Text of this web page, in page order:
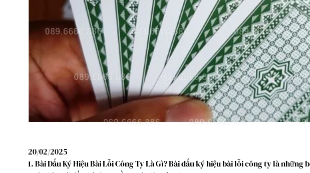
20/02/2025
1. Bài Dấu Ký Hiệu Bài Lỗi Công Ty Là Gì? Bài dấu ký hiệu bài lỗi công ty là